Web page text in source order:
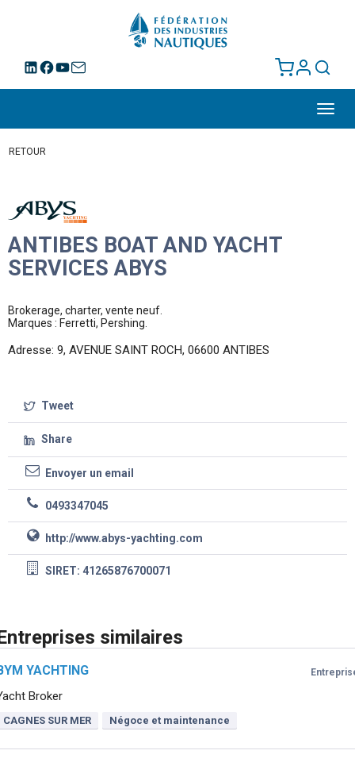
RETOUR
ANTIBES BOAT AND YACHT
SERVICES ABYS
Brokerage, charter, vente neuf.
Marques : Ferretti, Pershing.
Adresse: 9, AVENUE SAINT ROCH, 06600 ANTIBES
Tweet
Share
Envoyer un email
0493347045
http://www.abys-yachting.com
SIRET: 41265876700071
similaires
YACHTING
Broker
CAGNES SUR MER Négoce et maintenance